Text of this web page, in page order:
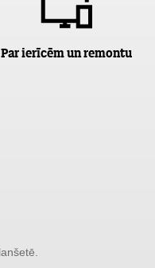
Par ierīcēm un remontu